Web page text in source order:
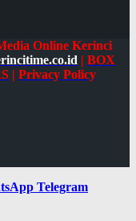
Online Kerinci
| BOX
| Privacy Policy
Telegram